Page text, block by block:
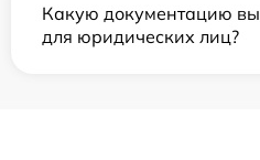
Какую документацию вы
для юридических лиц?